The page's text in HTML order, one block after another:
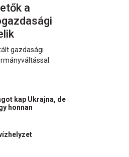
a
gazdasági
kap Ukrajna, de
honnan